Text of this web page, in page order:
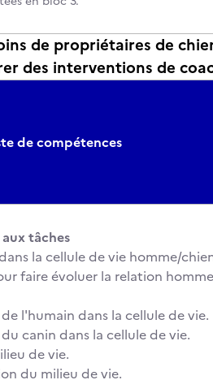
de propriétaires de
des interventions de
de compétences
tâches
la cellule de vie homme/
faire évoluer la relation
l'humain dans la cellule de vie.
canin dans la cellule de vie.
de vie.
du milieu de vie.